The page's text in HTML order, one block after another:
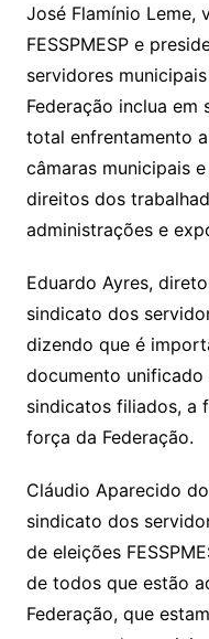
José Flamínio Leme,
FESSPMESP e
servidores
Federação inclua em
total enfrentamento
câmaras municipais
direitos dos
administrações e
Eduardo Ayres,
sindicato dos
dizendo que é
documento
sindicatos filiados, a
força da Federação.
Cláudio Aparecido
sindicato dos
de eleições
de todos que estão
Federação, que